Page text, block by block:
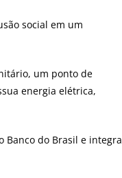
social em um
um ponto de
energia elétrica,
Banco do Brasil e integra